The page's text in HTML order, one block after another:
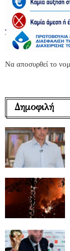
Να αποσυρθεί το
Δημοφιλή